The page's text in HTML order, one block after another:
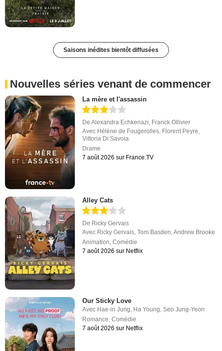
Saisons inédites bientôt diffusées
Nouvelles séries venant de commencer
La mère et l'assassin
DeAlexandra Echkenazi, Franck Ollivier
Avec Hélène de Fougerolles, Florent Peyre,
Vittoria Di Savoia
Drame
7 août 2026 sur France.TV
Alley Cats
De Ricky Gervais
Avec Ricky Gervais ,Tom Basden ,Andrew Brooke
Animation ,Comédie
7 août 2026 sur Netflix
Our Sticky Love
Avec Hae-in Jung, Ha Young,Seo Jung-Yeon
Romance,Comédie
7 août 2026 sur Netflix